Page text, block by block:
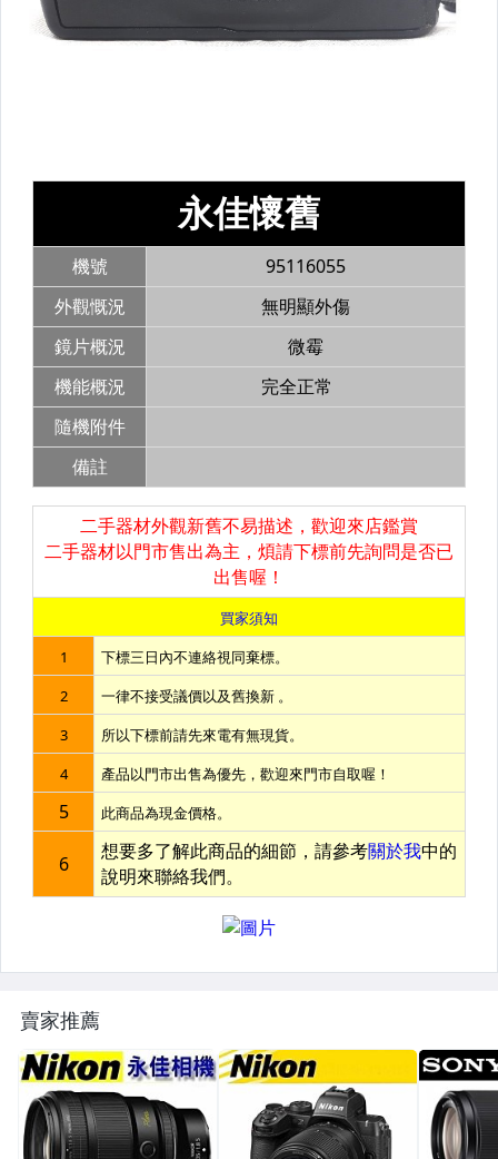
【鏡頭】Leica
【鏡頭】蔡司-ZEISS
【濾鏡】CARL ZEISS 蔡司
【濾鏡】CANON、LEE、其他
配件_ 接寫、遮光罩、鏡蓋
配件_ 快門線、遙控器
配件_ 垂直把手 / 電池把手
配件_ 數位相機電池、充電器
配件_ 鏡頭炮衣、相機雨衣
配件_ 閃光燈週邊
配件_ 對焦屏、其他
拍立得軟片 / 配件 / 相簿
【背包 / 背帶】國家地理、其他
【腳架 雲台】Gitzo、沙雀
【腳架 雲台】Marsace、FOTOPRO
【腳架 雲台】Sirui、Photo Clam
二手商品--相機
二手商品--鏡頭
二手商品-濾鏡
二手商品--其他
賣家推薦